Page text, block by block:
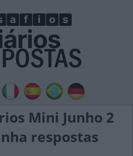
Mini Junho 2
respostas